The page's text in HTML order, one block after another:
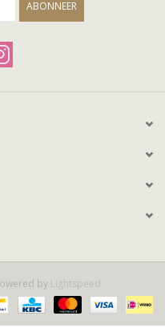
ABONNEER
by Lightspeed